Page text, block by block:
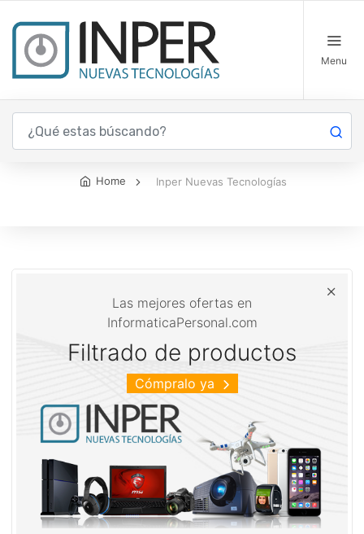
Menu
Inper Nuevas Tecnologías
Home Inper Nuevas Tecnologías
Las mejores ofertas en
InformaticaPersonal.com
Filtrado de productos
Cómpralo ya